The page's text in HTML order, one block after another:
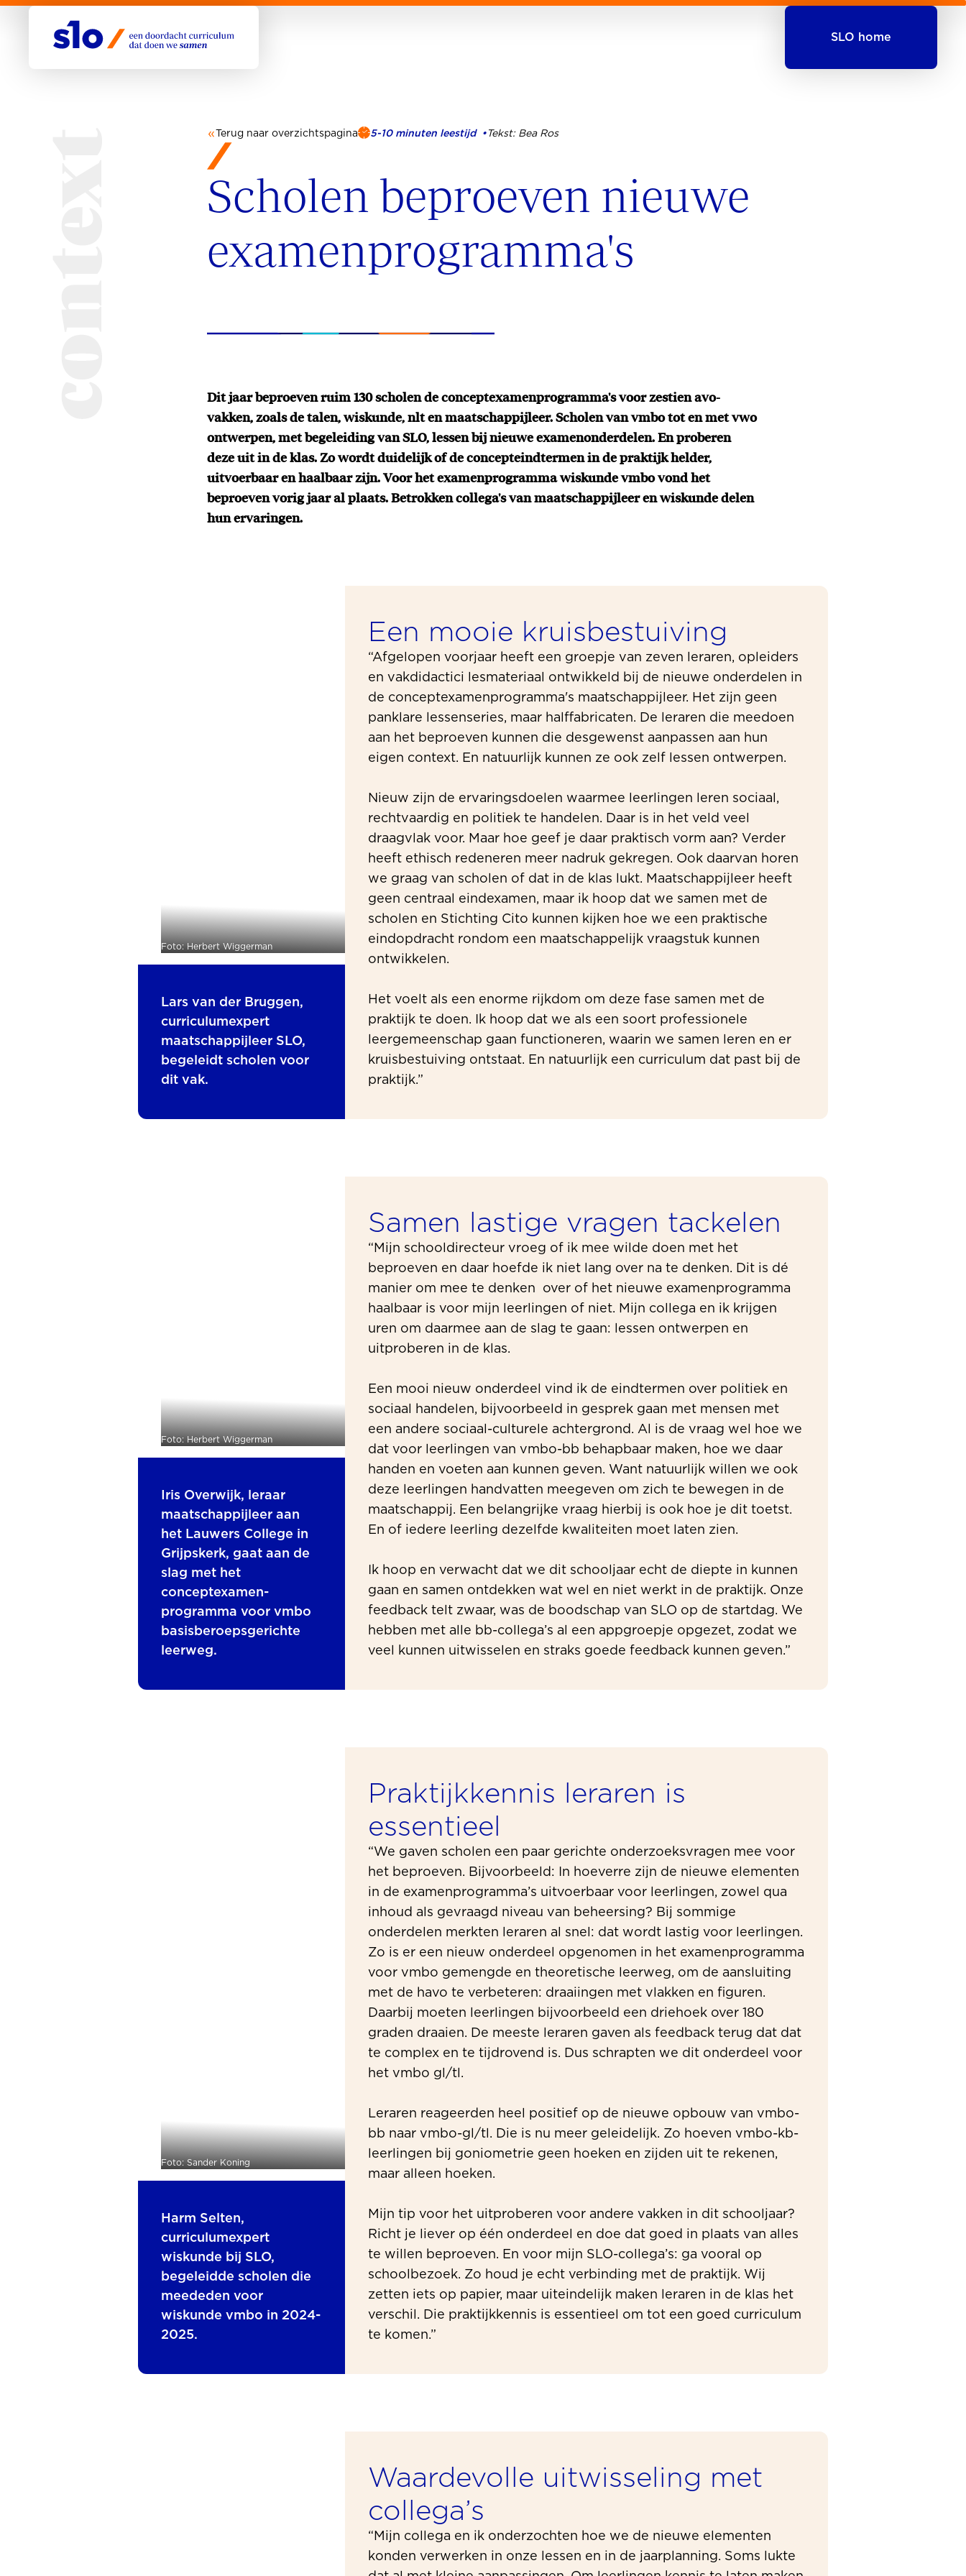
SLO home
Terug naar overzichtspagina 5-10 minuten leestijd • Tekst: Bea Ros
Scholen beproeven nieuwe
examenprogramma's
Dit jaar beproeven ruim 130 scholen de conceptexamenprogramma's voor zestien avo-
vakken, zoals de talen, wiskunde, nlt en maatschappijleer. Scholen van vmbo tot en met vwo
ontwerpen, met begeleiding van SLO, lessen bij nieuwe examenonderdelen. En proberen
deze uit in de klas. Zo wordt duidelijk of de concepteindtermen in de praktijk helder,
uitvoerbaar en haalbaar zijn. Voor het examenprogramma wiskunde vmbo vond het
beproeven vorig jaar al plaats. Betrokken collega's van maatschappijleer en wiskunde delen
hun ervaringen.
Foto: Herbert Wiggerman
Lars van der Bruggen,
curriculumexpert
maatschappijleer SLO,
begeleidt scholen voor
dit vak.
Een mooie kruisbestuiving
“Afgelopen voorjaar heeft een groepje van zeven leraren, opleiders
en vakdidactici lesmateriaal ontwikkeld bij de nieuwe onderdelen in
de conceptexamenprogramma's maatschappijleer. Het zijn geen
panklare lessenseries, maar halffabricaten. De leraren die meedoen
aan het beproeven kunnen die desgewenst aanpassen aan hun
eigen context. En natuurlijk kunnen ze ook zelf lessen ontwerpen.
Nieuw zijn de ervaringsdoelen waarmee leerlingen leren sociaal,
rechtvaardig en politiek te handelen. Daar is in het veld veel
draagvlak voor. Maar hoe geef je daar praktisch vorm aan? Verder
heeft ethisch redeneren meer nadruk gekregen. Ook daarvan horen
we graag van scholen of dat in de klas lukt. Maatschappijleer heeft
geen centraal eindexamen, maar ik hoop dat we samen met de
scholen en Stichting Cito kunnen kijken hoe we een praktische
eindopdracht rondom een maatschappelijk vraagstuk kunnen
ontwikkelen.
Het voelt als een enorme rijkdom om deze fase samen met de
praktijk te doen. Ik hoop dat we als een soort professionele
leergemeenschap gaan functioneren, waarin we samen leren en er
kruisbestuiving ontstaat. En natuurlijk een curriculum dat past bij de
praktijk.”
Foto: Herbert Wiggerman
Iris Overwijk, leraar
maatschappijleer aan
het Lauwers College in
Grijpskerk, gaat aan de
slag met het
conceptexamen-
programma voor vmbo
basisberoepsgerichte
leerweg.
Samen lastige vragen tackelen
“Mijn schooldirecteur vroeg of ik mee wilde doen met het
beproeven en daar hoefde ik niet lang over na te denken. Dit is dé
manier om mee te denken over of het nieuwe examenprogramma
haalbaar is voor mijn leerlingen of niet. Mijn collega en ik krijgen
uren om daarmee aan de slag te gaan: lessen ontwerpen en
uitproberen in de klas.
Een mooi nieuw onderdeel vind ik de eindtermen over politiek en
sociaal handelen, bijvoorbeeld in gesprek gaan met mensen met
een andere sociaal-culturele achtergrond. Al is de vraag wel hoe we
dat voor leerlingen van vmbo-bb behapbaar maken, hoe we daar
handen en voeten aan kunnen geven. Want natuurlijk willen we ook
deze leerlingen handvatten meegeven om zich te bewegen in de
maatschappij. Een belangrijke vraag hierbij is ook hoe je dit toetst.
En of iedere leerling dezelfde kwaliteiten moet laten zien.
Ik hoop en verwacht dat we dit schooljaar echt de diepte in kunnen
gaan en samen ontdekken wat wel en niet werkt in de praktijk. Onze
feedback telt zwaar, was de boodschap van SLO op de startdag. We
hebben met alle bb-collega’s al een appgroepje opgezet, zodat we
veel kunnen uitwisselen en straks goede feedback kunnen geven.”
Foto: Sander Koning
Harm Selten,
curriculumexpert
wiskunde bij SLO,
begeleidde scholen die
meededen voor
wiskunde vmbo in 2024-
2025.
Praktijkkennis leraren is
essentieel
“We gaven scholen een paar gerichte onderzoeksvragen mee voor
het beproeven. Bijvoorbeeld: In hoeverre zijn de nieuwe elementen
in de examenprogramma’s uitvoerbaar voor leerlingen, zowel qua
inhoud als gevraagd niveau van beheersing? Bij sommige
onderdelen merkten leraren al snel: dat wordt lastig voor leerlingen.
Zo is er een nieuw onderdeel opgenomen in het examenprogramma
voor vmbo gemengde en theoretische leerweg, om de aansluiting
met de havo te verbeteren: draaiingen met vlakken en figuren.
Daarbij moeten leerlingen bijvoorbeeld een driehoek over 180
graden draaien. De meeste leraren gaven als feedback terug dat dat
te complex en te tijdrovend is. Dus schrapten we dit onderdeel voor
het vmbo gl/tl.
Leraren reageerden heel positief op de nieuwe opbouw van vmbo-
bb naar vmbo-gl/tl. Die is nu meer geleidelijk. Zo hoeven vmbo-kb-
leerlingen bij goniometrie geen hoeken en zijden uit te rekenen,
maar alleen hoeken.
Mijn tip voor het uitproberen voor andere vakken in dit schooljaar?
Richt je liever op één onderdeel en doe dat goed in plaats van alles
te willen beproeven. En voor mijn SLO-collega’s: ga vooral op
schoolbezoek. Zo houd je echt verbinding met de praktijk. Wij
zetten iets op papier, maar uiteindelijk maken leraren in de klas het
verschil. Die praktijkkennis is essentieel om tot een goed curriculum
te komen.”
Waardevolle uitwisseling met
collega’s
“Mijn collega en ik onderzochten hoe we de nieuwe elementen
konden verwerken in onze lessen en in de jaarplanning. Soms lukte